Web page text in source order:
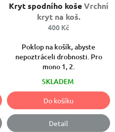
hodnocení
produktu
je
z
5
hvězdiček.
Kryt spodního košeVrchní
kryt na koš.
400 Kč
Poklop na košík, abyste
nepoztráceli drobnosti. Pro
mono 1, 2.
SKLADEM
Do košíku
Detail